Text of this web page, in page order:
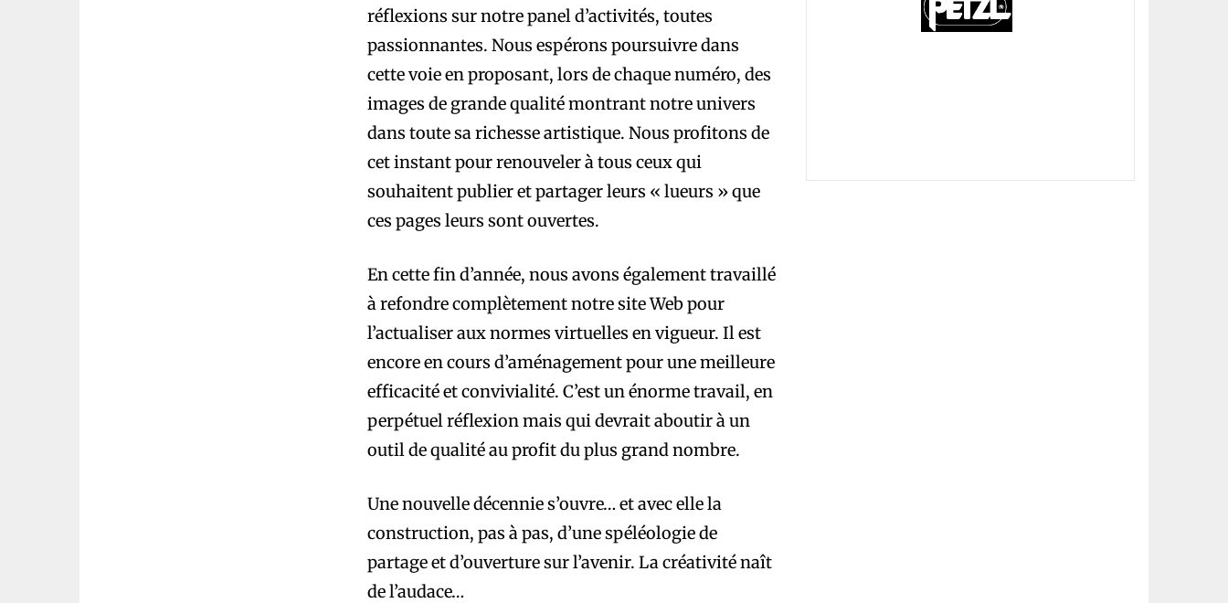
réflexions sur notre panel d’activités, toutes
passionnantes. Nous espérons poursuivre dans
cette voie en proposant, lors de chaque numéro, des
images de grande qualité montrant notre univers
dans toute sa richesse artistique. Nous profitons de
cet instant pour renouveler à tous ceux qui
souhaitent publier et partager leurs « lueurs » que
ces pages leurs sont ouvertes.
En cette fin d’année, nous avons également travaillé
à refondre complètement notre site Web pour
l’actualiser aux normes virtuelles en vigueur. Il est
encore en cours d’aménagement pour une meilleure
efficacité et convivialité. C’est un énorme travail, en
perpétuel réflexion mais qui devrait aboutir à un
outil de qualité au profit du plus grand nombre.
Une nouvelle décennie s’ouvre… et avec elle la
construction, pas à pas, d’une spéléologie de
partage et d’ouverture sur l’avenir. La créativité naît
de l’audace…